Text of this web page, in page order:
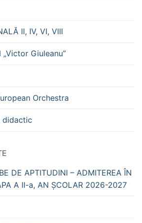
II, IV, VI, VIII
Giuleanu”
Orchestra
didactic
DE APTITUDINI – ADMITEREA ÎN
A II-a, AN ȘCOLAR 2026-2027